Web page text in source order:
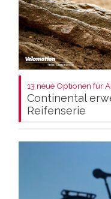
13 neue Optionen für
Continental
Reifenserie